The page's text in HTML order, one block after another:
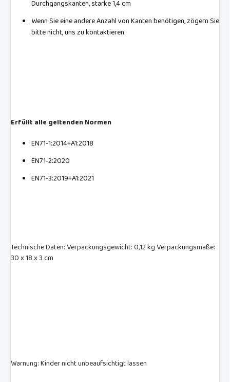
Durchgangskanten, starke 1,4 cm
Wenn Sie eine andere Anzahl von Kanten benötigen, zögern Sie
bitte nicht, uns zu kontaktieren.
Erfüllt alle geltenden Normen
EN71-1:2014+A1:2018
EN71-2:2020
EN71-3:2019+A1:2021
Technische Daten: Verpackungsgewicht: 0,12 kg Verpackungsmaße:
30 x 18 x 3 cm
Warnung: Kinder nicht unbeaufsichtigt lassen